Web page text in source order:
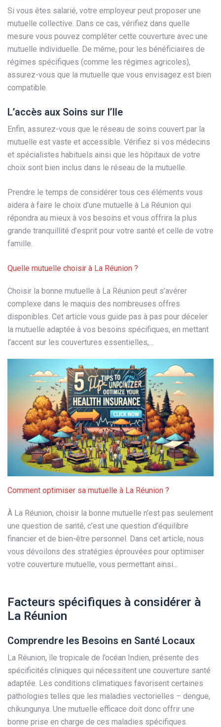
Si vous êtes salarié, votre employeur peut proposer une
mutuelle collective. Dans ce cas, vérifiez dans quelle
mesure vous pouvez compléter cette couverture avec une
mutuelle individuelle. De même, pour les bénéficiaires de
régimes spécifiques (comme les régimes agricoles),
assurez-vous que la mutuelle que vous envisagez est bien
compatible.
L’accès aux Soins sur l’Ile
Enfin, assurez-vous que le réseau de soins couvert par la
mutuelle est vaste et accessible. Vérifiez si vos médecins
et spécialistes habituels ainsi que les hôpitaux de votre
choix sont bien inclus dans le réseau de la mutuelle.
Prendre le temps de considérer tous ces éléments vous
aidera à faire le choix d’une mutuelle à La Réunion qui
répondra au mieux à vos besoins et vous offrira la plus
grande tranquillité d’esprit pour votre santé et celle de votre
famille.
Quelle mutuelle choisir à La Réunion ?
Choisir la bonne mutuelle à La Réunion peut s’avérer
complexe dans le maquis des nombreuses offres
disponibles. Cet article vous guide pas à pas pour déceler
la mutuelle adaptée à vos besoins spécifiques, en mettant
l’accent sur les couvertures essentielles,…
Comment optimiser sa mutuelle à La Réunion ?
À La Réunion, choisir la bonne mutuelle n’est pas seulement
une question de santé, c’est une question d’équilibre
financier et de bien-être personnel. Dans cet article, nous
vous dévoilons des stratégies éprouvées pour optimiser
votre couverture mutuelle, vous permettant ainsi…
Facteurs spécifiques à considérer à
La Réunion
Comprendre les Besoins en Santé Locaux
La Réunion, île tropicale de l’océan Indien, présente des
spécificités cliniques qui nécessitent une couverture santé
adaptée. Les conditions climatiques favorisent certaines
pathologies telles que les maladies vectorielles – dengue,
chikungunya. Une mutuelle efficace doit donc offrir une
bonne prise en charge de ces maladies spécifiques.